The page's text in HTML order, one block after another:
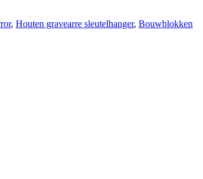
, Houten gravearre sleutelhanger, Bouwblokken